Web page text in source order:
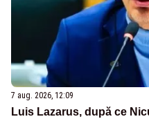
7 aug. 2026, 12:09
Luis Lazarus, după ce